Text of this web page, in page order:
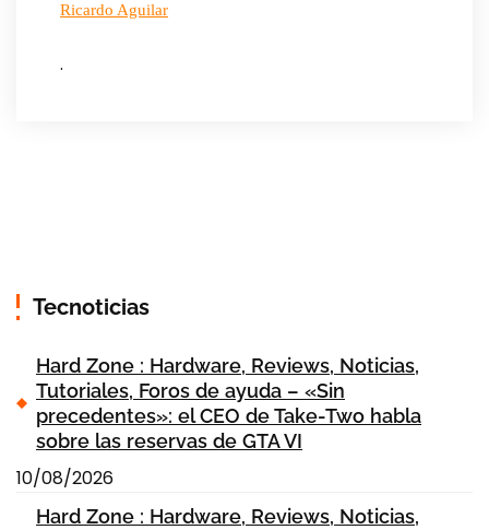
Ricardo Aguilar
.
Tecnoticias
Hard Zone : Hardware, Reviews, Noticias,
Tutoriales, Foros de ayuda – «Sin
precedentes»: el CEO de Take-Two habla
sobre las reservas de GTA VI
10/08/2026
Hard Zone : Hardware, Reviews, Noticias,